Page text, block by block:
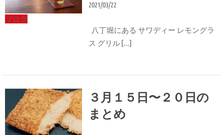
ブログ
2021/03/22
八丁堀にある サワディー レモングラ
ス グリル […]
３月１５日〜２０日の
まとめ